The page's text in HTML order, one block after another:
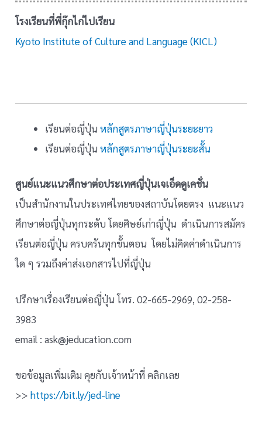
โรงเรียนที่พี่กุ๊กไก่ไปเรียน
Kyoto Institute of Culture and Language (KICL)
เรียนต่อญี่ปุ่นหลักสูตรภาษาญี่ปุ่นระยะยาว
เรียนต่อญี่ปุ่นหลักสูตรภาษาญี่ปุ่นระยะสั้น
ศูนย์แนะแนวศึกษาต่อประเทศญี่ปุ่นเจเอ็ดดูเคชั่น
เป็นสำนักงานในประเทศไทยของสถาบันโดยตรง แนะแนว
ศึกษาต่อญี่ปุ่นทุกระดับ โดยศิษย์เก่าญี่ปุ่น ดำเนินการสมัคร
เรียนต่อญี่ปุ่น ครบครันทุกขั้นตอน โดยไม่คิดค่าดำเนินการ
ใด ๆ รวมถึงค่าส่งเอกสารไปที่ญี่ปุ่น
ปรึกษาเรื่องเรียนต่อญี่ปุ่น โทร. 02-665-2969, 02-258-
3983
email : ask@jeducation.com
ขอข้อมูลเพิ่มเติม คุยกับเจ้าหน้าที่ คลิกเลย
>>https://bit.ly/jed-line